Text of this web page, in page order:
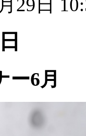
29日
ー6月